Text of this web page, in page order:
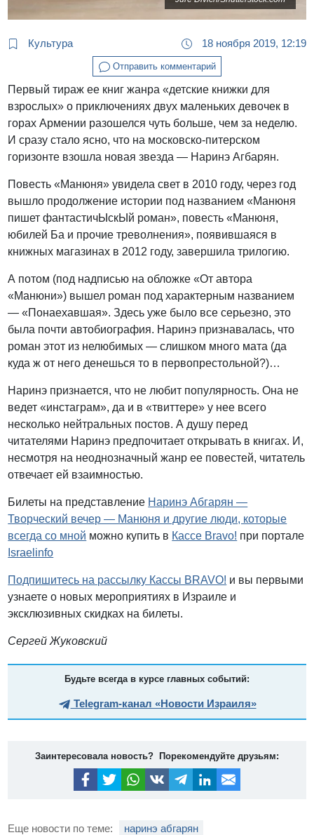
Культура 18 ноября 2019, 12:19
Отправить комментарий
Первый тираж ее книг жанра «детские книжки для
взрослых» о приключениях двух маленьких девочек в
горах Армении разошелся чуть больше, чем за неделю.
И сразу стало ясно, что на московско-питерском
горизонте взошла новая звезда — Наринэ Агбарян.
Повесть «Манюня» увидела свет в 2010 году, через год
вышло продолжение истории под названием «Манюня
пишет фантастичЫскЫй роман», повесть «Манюня,
юбилей Ба и прочие треволнения», появившаяся в
книжных магазинах в 2012 году, завершила трилогию.
А потом (под надписью на обложке «От автора
«Манюни») вышел роман под характерным названием
— «Понаехавшая». Здесь уже было все серьезно, это
была почти автобиография. Наринэ признавалась, что
роман этот из нелюбимых — слишком много мата (да
куда ж от него денешься то в первопрестольной?)…
Наринэ признается, что не любит популярность. Она не
ведет «инстаграм», да и в «твиттере» у нее всего
несколько нейтральных постов. А душу перед
читателями Наринэ предпочитает открывать в книгах. И,
несмотря на неоднозначный жанр ее повестей, читатель
отвечает ей взаимностью.
Билеты на представление Наринэ Абгарян —
Творческий вечер — Манюня и другие люди, которые
всегда со мной можно купить в Кассе Bravo! при портале
Israelinfo
Подпишитесь на рассылку Кассы BRAVO! и вы первыми
узнаете о новых мероприятиях в Израиле и
эксклюзивных скидках на билеты.
Сергей Жуковский
Будьте всегда в курсе главных событий:
Telegram-канал «Новости Израиля»
Заинтересовала новость? Порекомендуйте друзьям:
Еще новости по теме: наринэ абгарян